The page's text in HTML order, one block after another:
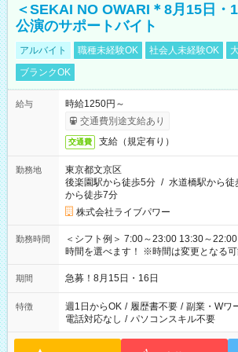
＜SEKAI NO OWARI＊8月15日・
公演のサポートバイト
アルバイト 職種未経験OK 社会人未経験OK
ブランクOK
給与
時給1250円～
交通費別途支給あり
交通費 支給（規定有り）
勤務地
東京都文京区
後楽園駅から徒歩5分 / 水道橋駅から徒
から徒歩7分
株式会社ライブパワー
勤務時間
＜シフト例＞ 7:00～23:00 13:30～22:00 上記の時間から好きな
時間を選べます！ ※時間は変更となる
期間 急募！8月15日・16日
特徴 週1日からOK / 履歴書不要 / 副業・Wワ
電話対応なし / パソコンスキル不要